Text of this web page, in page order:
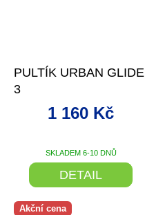
PULTÍK URBAN GLIDE
3
SKLADEM 6-10 DNŮ
1 160 Kč
DETAIL
Akční cena